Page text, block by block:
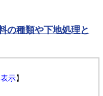
の種類や下地処理と
示】